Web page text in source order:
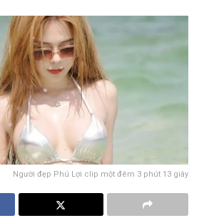
Người đẹp Phú Lợi clip một đêm 3 phút 13 giây